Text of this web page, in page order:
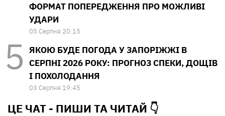
ФОРМАТ ПОПЕРЕДЖЕННЯ ПРО МОЖЛИВІ
УДАРИ
05 Серпня 20:15
ЯКОЮ БУДЕ ПОГОДА У ЗАПОРІЖЖІ В
СЕРПНІ 2026 РОКУ: ПРОГНОЗ СПЕКИ, ДОЩІВ
І ПОХОЛОДАННЯ
03 Серпня 19:45
ЦЕ ЧАТ - ПИШИ ТА ЧИТАЙ 👇